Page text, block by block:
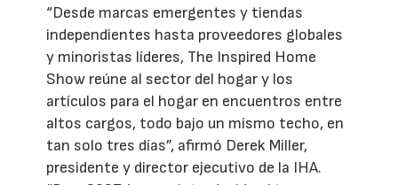
“Desde marcas emergentes y tiendas
independientes hasta proveedores globales
y minoristas líderes, The Inspired Home
Show reúne al sector del hogar y los
artículos para el hogar en encuentros entre
altos cargos, todo bajo un mismo techo, en
tan solo tres días”, afirmó Derek Miller,
presidente y director ejecutivo de la IHA.